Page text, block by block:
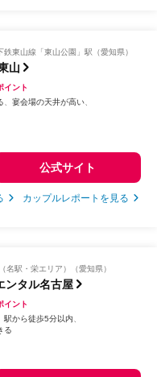
鉄東山線「東山公園」駅（愛知県）
山
イント
宴会場の天井が高い
公式サイト
カップルレポートを見る
名駅・栄エリア）（愛知県）
ンタル名古屋
イント
駅から徒歩5分以内
る